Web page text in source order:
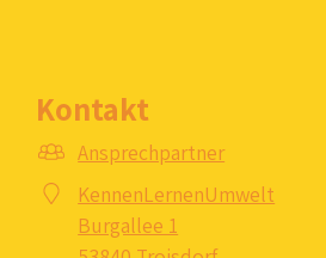
Kontakt
Ansprechpartner
KennenLernenUmwelt
Burgallee 1